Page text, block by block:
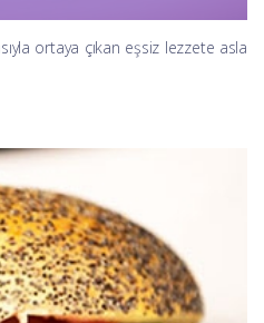
ortaya çıkan eşsiz lezzete asla